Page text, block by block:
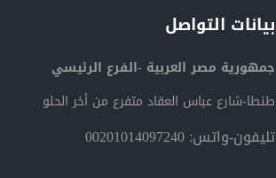
بيانات التواصل
جمهورية مصر العربية -الفرع الرئيسي
طنطا-شارع عباس العقاد متفرع من أخر الحلو
تليفون-واتس: 00201014097240